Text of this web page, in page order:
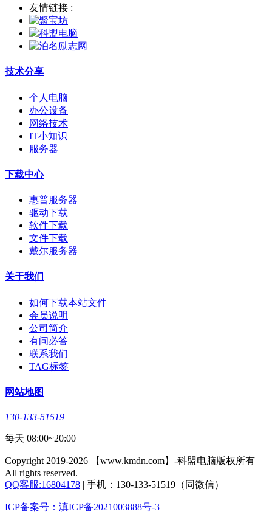
友情链接 :
技术分享
个人电脑
办公设备
网络技术
IT小知识
服务器
下载中心
惠普服务器
驱动下载
软件下载
文件下载
戴尔服务器
关于我们
如何下载本站文件
会员说明
公司简介
有问必答
联系我们
TAG标签
网站地图
130-133-51519
每天 08:00~20:00
Copyright 2019-2026 【www.kmdn.com】-科盟电脑版权所有
All rights reserved.
QQ客服:16804178 | 手机：130-133-51519（同微信）
ICP备案号：滇ICP备2021003888号-3